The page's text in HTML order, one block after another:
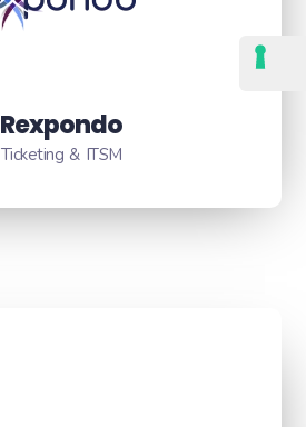
Rexpondo
Ticketing & ITSM